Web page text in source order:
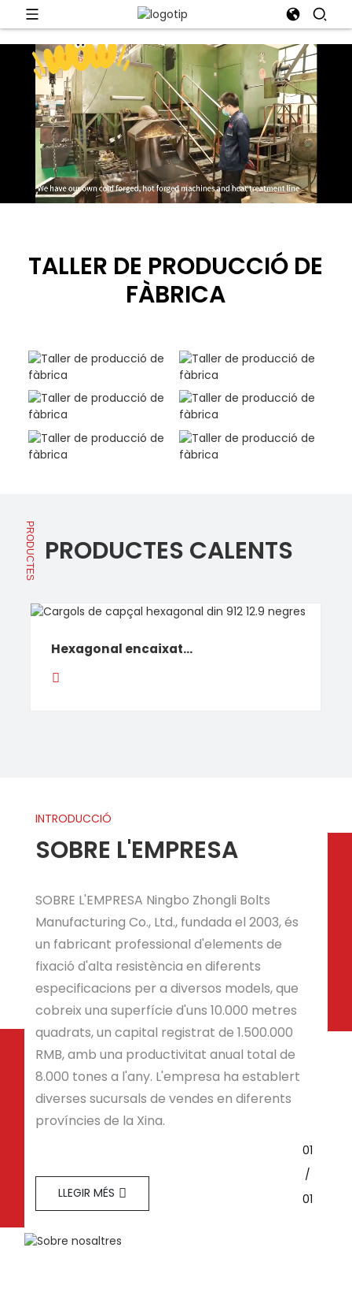
TALLER DE PRODUCCIÓ DE
FÀBRICA
PRODUCTES CALENTS
PRODUCTES
Hexagonal encaixat...
INTRODUCCIÓ
SOBRE L'EMPRESA
SOBRE L'EMPRESA Ningbo Zhongli Bolts
Manufacturing Co., Ltd., fundada el 2003, és
un fabricant professional d'elements de
fixació d'alta resistència en diferents
especificacions per a diversos models, que
cobreix una superfície d'uns 10.000 metres
quadrats, un capital registrat de 1.500.000
RMB, amb una productivitat anual total de
8.000 tones a l'any. L'empresa ha establert
diverses sucursals de vendes en diferents
províncies de la Xina.
LLEGIR MÉS
01
/
01